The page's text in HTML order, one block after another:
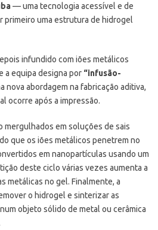
— uma tecnologia acessível e de
primeiro uma estrutura de hidrogel
infundido com iões metálicos
a equipa designa por “infusão-
nova abordagem na fabricação aditiva,
ocorre após a impressão.
mergulhados em soluções de sais
que os iões metálicos penetrem no
em nanopartículas usando um
deste ciclo várias vezes aumenta a
metálicas no gel. Finalmente, a
o hidrogel e sinterizar as
objeto sólido de metal ou cerâmica